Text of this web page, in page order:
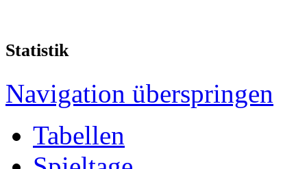
Statistik
Navigation überspringen
Tabellen